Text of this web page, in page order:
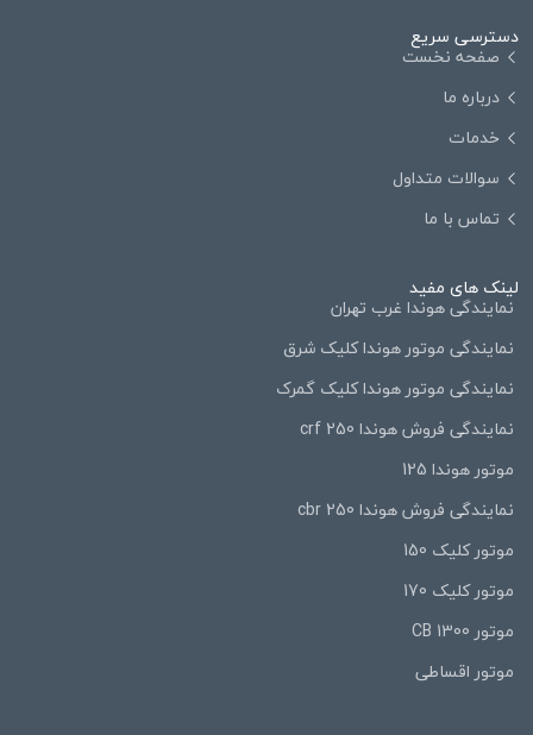
دسترسی سریع
صفحه نخست
درباره ما
خدمات
سوالات متداول
تماس با ما
لینک های مفید
نمایندگی هوندا غرب تهران
نمایندگی موتور هوندا کلیک شرق
نمایندگی موتور هوندا کلیک گمرک
نمایندگی فروش هوندا 250 crf
موتور هوندا 125
نمایندگی فروش هوندا 250 cbr
موتور کلیک 150
موتور کلیک 170
موتور CB 1300
موتور اقساطی